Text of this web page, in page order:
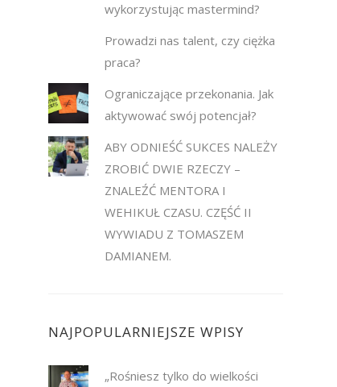
wykorzystując mastermind?
Prowadzi nas talent, czy ciężka
praca?
Ograniczające przekonania. Jak
aktywować swój potencjał?
ABY ODNIEŚĆ SUKCES NALEŻY
ZROBIĆ DWIE RZECZY –
ZNALEŹĆ MENTORA I
WEHIKUŁ CZASU. CZĘŚĆ II
WYWIADU Z TOMASZEM
DAMIANEM.
NAJPOPULARNIEJSZE WPISY
„Rośniesz tylko do wielkości